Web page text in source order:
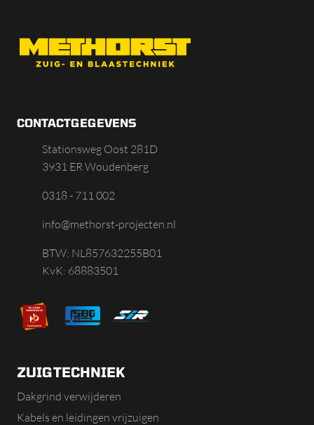
CONTACTGEGEVENS
Stationsweg Oost 281D
3931 ER Woudenberg
0318 - 711 002
info@methorst-projecten.nl
BTW: NL857632255B01
KvK: 68883501
ZUIGTECHNIEK
Dakgrind verwijderen
Kabels en leidingen vrijzuigen